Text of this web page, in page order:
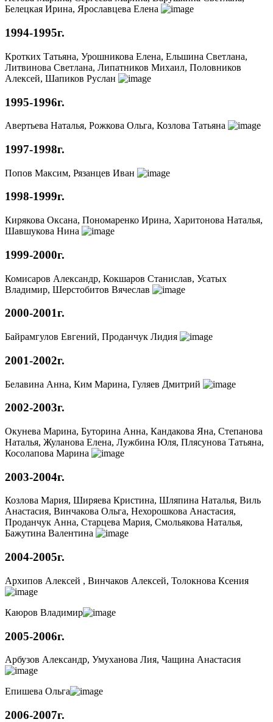
Белецкая Ирина, Ярославцева Елена
1994-1995г.
Кротких Татьяна, Урошникова Елена, Ельшина Светлана,
Литвинова Светлана, Липатников Михаил, Половников
Алексей, Шапиков Руслан
1995-1996г.
Авертьева Наталья, Рожкова Ольга, Козлова Татьяна
1997-1998г.
Попов Максим, Рязанцев Иван
1998-1999г.
Кирякова Оксана, Пономаренко Ирина, Харитонова Наталья,
Шавшукова Нина
1999-2000г.
Комисаров Александр, Кокшаров Станислав, Усатых
Владимир, Шерстобитов Вячеслав
2000-2001г.
Байрамгулов Евгений, Проданчук Лидия
2001-2002г.
Белавина Анна, Ким Марина, Гуляев Дмитрий
2002-2003г.
Окунева Марина, Буторина Анна, Кандакова Яна, Степанова
Наталья, Жуланова Елена, Лужбина Юля, Плясунова Татьяна,
Косолапова Марина
2003-2004г.
Козлова Мария, Ширяева Кристина, Шляпина Наталья, Виль
Анастасия, Винчакова Ольга, Нехорошкова Анастасия,
Проданчук Анна, Старцева Мария, Смольякова Наталья,
Бажутина Валентина
2004-2005г.
Архипов Алексей , Винчаков Алексей, Толокнова Ксения
Каюров Владимир
2005-2006г.
Арбузов Александр, Умуханова Лия, Чащина Анастасия
Епишева Ольга
2006-2007г.